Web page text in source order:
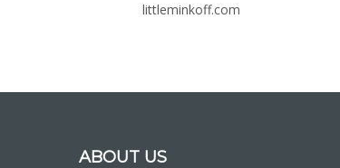
littleminkoff.com
ABOUT US